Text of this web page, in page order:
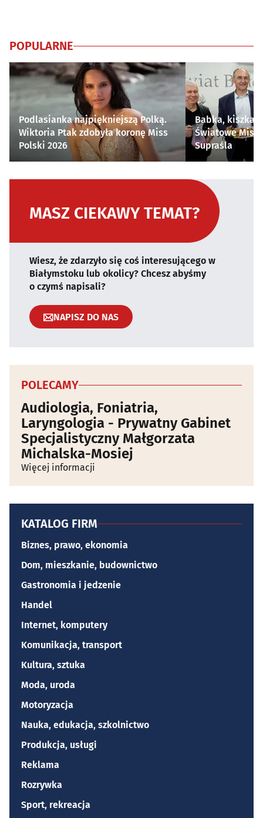
POPULARNE
Podlasianka najpiękniejszą Polką.
Wiktoria Ptak zdobyła koronę Miss
Polski 2026
Babka, kiszka i
Światowe
Supraśla
MASZ CIEKAWY TEMAT?
Wiesz, że zdarzyło się coś interesującego w
Białymstoku lub okolicy? Chcesz abyśmy
o czymś napisali?
NAPISZ DO NAS
POLECAMY
Audiologia, Foniatria,
Laryngologia - Prywatny Gabinet
Specjalistyczny Małgorzata
Michalska-Mosiej
Więcej informacji
KATALOG FIRM
Biznes, prawo, ekonomia
Dom, mieszkanie, budownictwo
Gastronomia i jedzenie
Handel
Internet, komputery
Komunikacja, transport
Kultura, sztuka
Moda, uroda
Motoryzacja
Nauka, edukacja, szkolnictwo
Produkcja, usługi
Reklama
Rozrywka
Sport, rekreacja